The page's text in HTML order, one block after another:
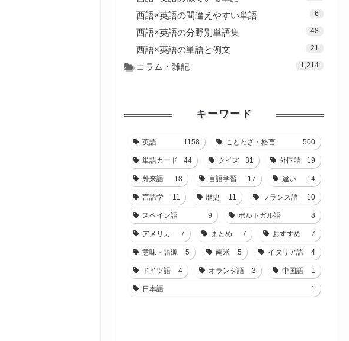
西語×英語の間違えやすい単語 6
西語×英語の分野別単語集 48
西語×英語の単語と例文 21
コラム・雑記 1,214
キーワード
英語 1158 ことわざ・格言 500
単語カード 44 クイズ 31 外国語 19
外来語 18 言語学習 17 違い 14
言語学 11 歴史 11 フランス語 10
スペイン語 9 ポルトガル語 8
アメリカ 7 まとめ 7 おすすめ 7
意味・語源 5 南米 5 イタリア語 4
ドイツ語 4 オランダ語 3 中国語 1
日本語 1